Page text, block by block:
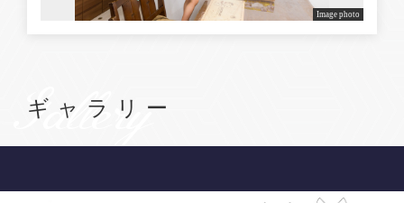
Image photo
ギャラリー